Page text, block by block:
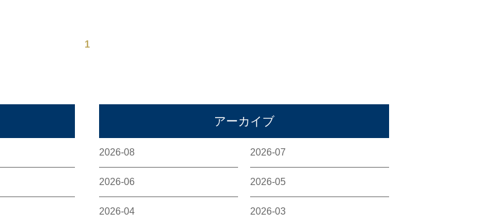
1
アーカイブ
2026-08 2026-07
2026-06 2026-05
2026-04 2026-03